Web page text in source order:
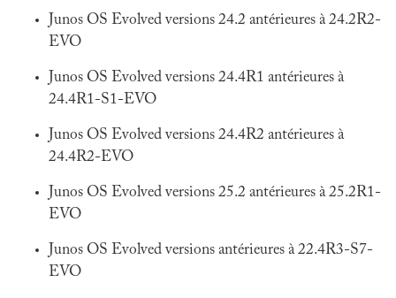
Junos OS Evolved versions 24.2 antérieures à 24.2R2-
EVO
Junos OS Evolved versions 24.4R1 antérieures à
24.4R1-S1-EVO
Junos OS Evolved versions 24.4R2 antérieures à
24.4R2-EVO
Junos OS Evolved versions 25.2 antérieures à 25.2R1-
EVO
Junos OS Evolved versions antérieures à 22.4R3-S7-
EVO